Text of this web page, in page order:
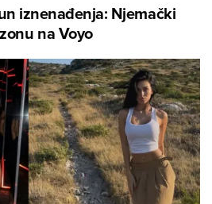
iznenađenja: Njemački
na Voyo